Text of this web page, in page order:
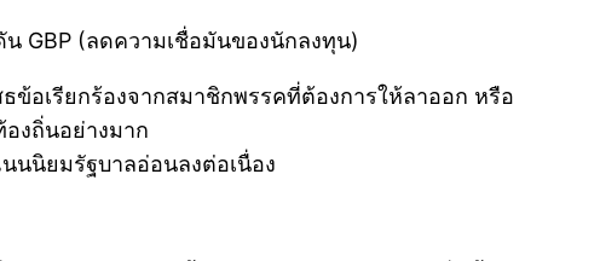
GBP (ลดความเชื่อมันของนักลงทุน)
ข้อเรียกร้องจากสมาชิกพรรคที่ต้องการให้ลาออก หรือ
งถิ่นอย่างมาก
นนิยมรัฐบาลอ่อนลงต่อเนื่อง